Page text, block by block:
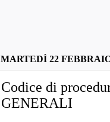
MARTEDÌ 22
Codice di
GENERALI